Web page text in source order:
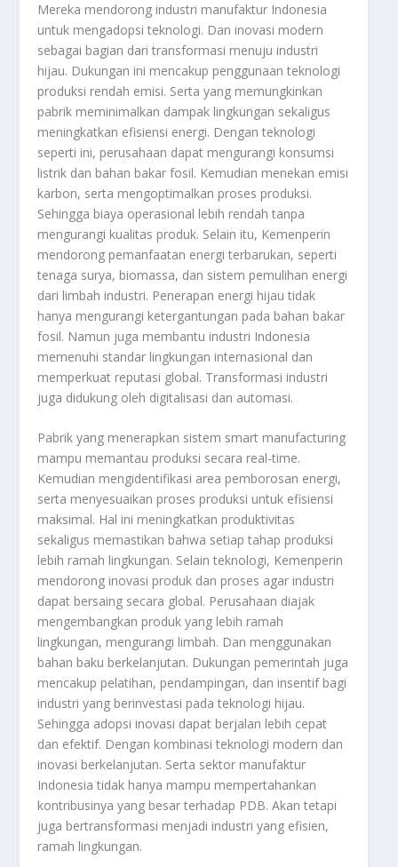
Mereka mendorong industri manufaktur Indonesia
untuk mengadopsi teknologi. Dan inovasi modern
sebagai bagian dari transformasi menuju industri
hijau. Dukungan ini mencakup penggunaan teknologi
produksi rendah emisi. Serta yang memungkinkan
pabrik meminimalkan dampak lingkungan sekaligus
meningkatkan efisiensi energi. Dengan teknologi
seperti ini, perusahaan dapat mengurangi konsumsi
listrik dan bahan bakar fosil. Kemudian menekan emisi
karbon, serta mengoptimalkan proses produksi.
Sehingga biaya operasional lebih rendah tanpa
mengurangi kualitas produk. Selain itu, Kemenperin
mendorong pemanfaatan energi terbarukan, seperti
tenaga surya, biomassa, dan sistem pemulihan energi
dari limbah industri. Penerapan energi hijau tidak
hanya mengurangi ketergantungan pada bahan bakar
fosil. Namun juga membantu industri Indonesia
memenuhi standar lingkungan internasional dan
memperkuat reputasi global. Transformasi industri
juga didukung oleh digitalisasi dan automasi.
Pabrik yang menerapkan sistem smart manufacturing
mampu memantau produksi secara real-time.
Kemudian mengidentifikasi area pemborosan energi,
serta menyesuaikan proses produksi untuk efisiensi
maksimal. Hal ini meningkatkan produktivitas
sekaligus memastikan bahwa setiap tahap produksi
lebih ramah lingkungan. Selain teknologi, Kemenperin
mendorong inovasi produk dan proses agar industri
dapat bersaing secara global. Perusahaan diajak
mengembangkan produk yang lebih ramah
lingkungan, mengurangi limbah. Dan menggunakan
bahan baku berkelanjutan. Dukungan pemerintah juga
mencakup pelatihan, pendampingan, dan insentif bagi
industri yang berinvestasi pada teknologi hijau.
Sehingga adopsi inovasi dapat berjalan lebih cepat
dan efektif. Dengan kombinasi teknologi modern dan
inovasi berkelanjutan. Serta sektor manufaktur
Indonesia tidak hanya mampu mempertahankan
kontribusinya yang besar terhadap PDB. Akan tetapi
juga bertransformasi menjadi industri yang efisien,
ramah lingkungan.